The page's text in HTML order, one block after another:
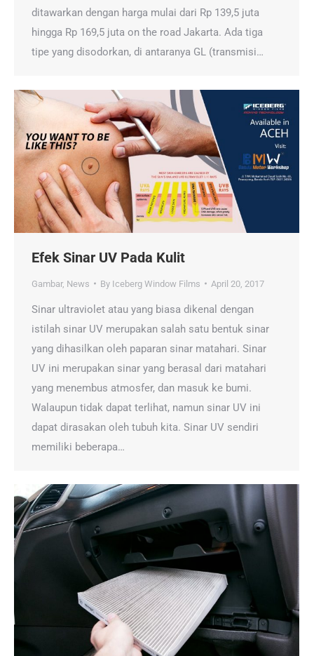
ditawarkan dengan harga mulai dari Rp 139,5 juta
hingga Rp 169,5 juta on the road Jakarta. Ada tiga
tipe yang disodorkan, di antaranya GL (transmisi…
Efek Sinar UV Pada Kulit
Gambar, News By Iceberg Window Films April 20, 2017
Sinar ultraviolet atau yang biasa dikenal dengan
istilah sinar UV merupakan salah satu bentuk sinar
yang dihasilkan oleh paparan sinar matahari. Sinar
UV ini merupakan sinar yang berasal dari matahari
yang menembus atmosfer, dan masuk ke bumi.
Walaupun tidak dapat terlihat, namun sinar UV ini
dapat dirasakan oleh tubuh kita. Sinar UV sendiri
memiliki beberapa…